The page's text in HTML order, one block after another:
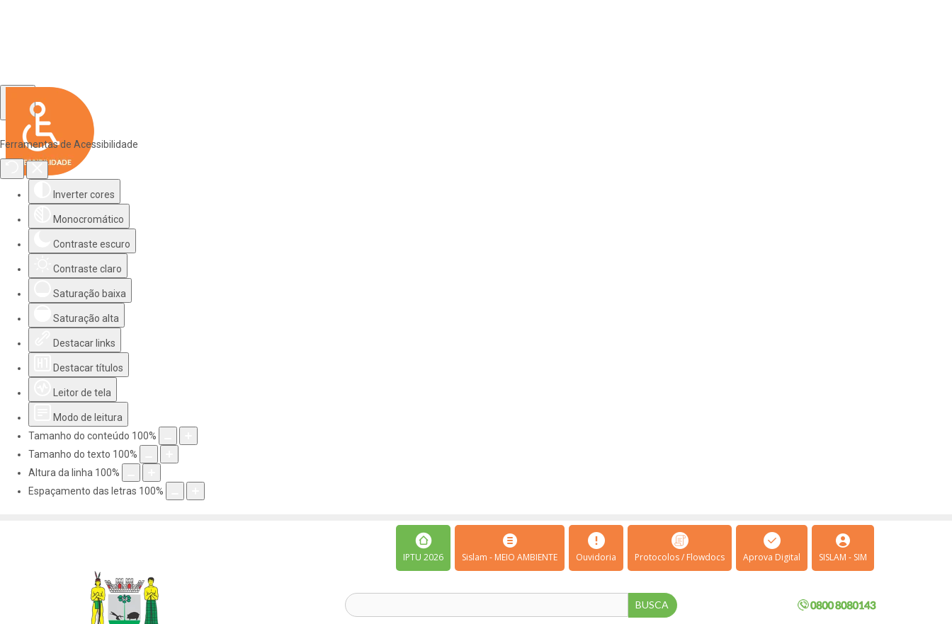
Ferramentas de Acessibilidade
Inverter cores
Monocromático
Contraste escuro
Contraste claro
Saturação baixa
Saturação alta
Destacar links
Destacar títulos
Leitor de tela
Modo de leitura
Tamanho do conteúdo 100%
Tamanho do texto 100%
Altura da linha 100%
Espaçamento das letras 100%
IPTU 2026 Sislam - MEIO AMBIENTE Ouvidoria Protocolos / Flowdocs Aprova Digital SISLAM - SIM